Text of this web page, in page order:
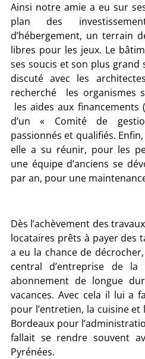
Ainsi notre amie a eu sur
plan des
d’hébergement, un terrain
libres pour les jeux. Le
ses soucis et son plus grand
discuté avec les
recherché les organismes
les aides aux financements
d’un « Comité de
passionnés et qualifiés.
elle a su réunir, pour les
une équipe d’anciens se
par an, pour une
Dès l’achèvement des
locataires prêts à payer des
a eu la chance de
central d’entreprise de
abonnement de longue
vacances. Avec cela il lui a
pour l’entretien, la cuisine et
Bordeaux pour
fallait se rendre souvent
Pyrénées.